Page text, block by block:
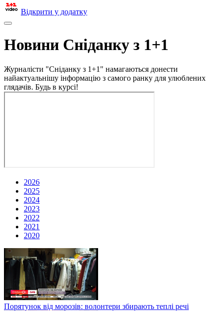
Відкрити у додатку
Новини Сніданку з 1+1
Журналісти "Сніданку з 1+1" намагаються донести
найактуальнішу інформацію з самого ранку для улюблених
глядачів. Будь в курсі!
2026
2025
2024
2023
2022
2021
2020
Порятунок від морозів: волонтери збирають теплі речі